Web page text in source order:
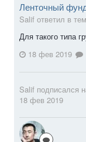
Ленточный
Salif ответил в
Для такого типа
18 фев 2019
Salif подписался
18 фев 2019